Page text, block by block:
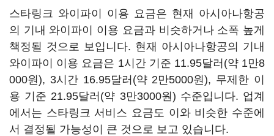
스타링크 와이파이 이용 요금은 현재 아시아나항공
의 기내 와이파이 이용 요금과 비슷하거나 소폭 높게
책정될 것으로 보입니다. 현재 아시아나항공의 기내
와이파이 이용 요금은 1시간 기준 11.95달러(약 1만8
000원), 3시간 16.95달러(약 2만5000원), 무제한 이
용 기준 21.95달러(약 3만3000원) 수준입니다. 업계
에서는 스타링크 서비스 요금도 이와 비슷한 수준에
서 결정될 가능성이 큰 것으로 보고 있습니다.